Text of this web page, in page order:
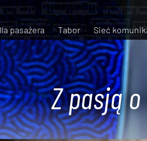
pasażera Tabor Sieć
Z pasją